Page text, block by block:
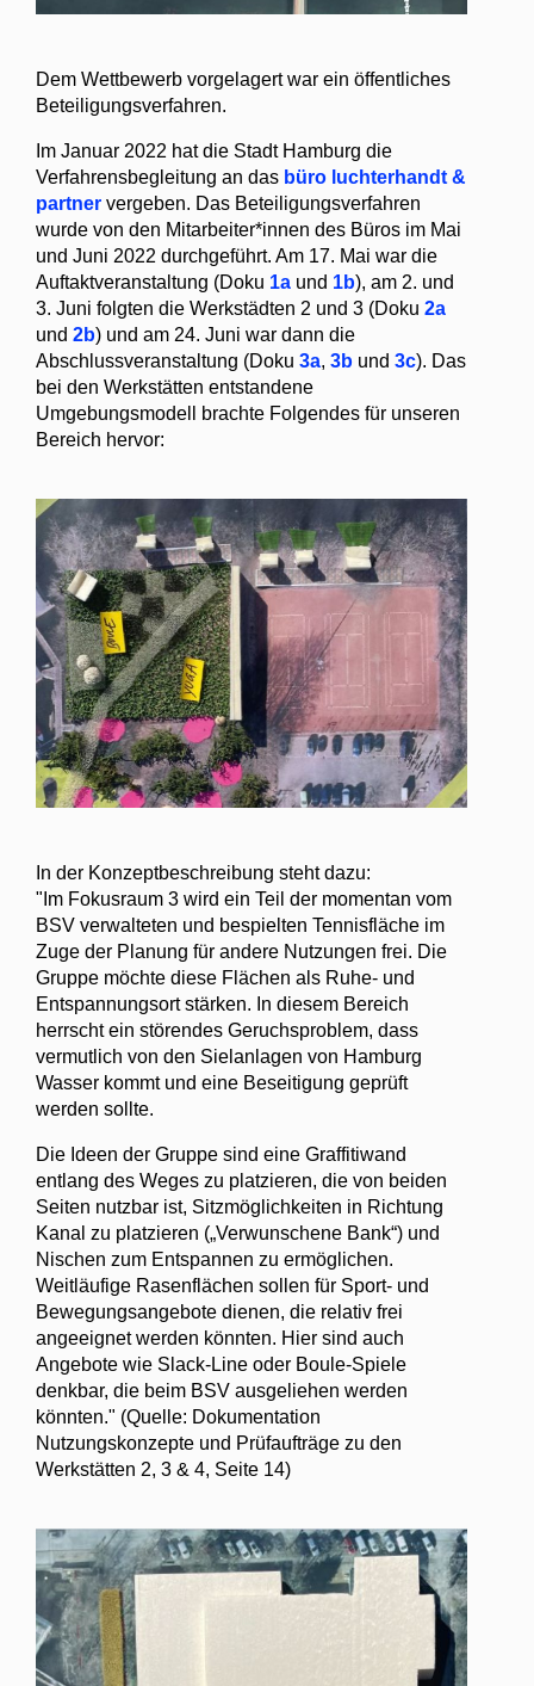
Dem Wettbewerb vorgelagert war ein öffentliches
Beteiligungsverfahren.
Im Januar 2022 hat die Stadt Hamburg die
Verfahrensbegleitung an das büro luchterhandt &
partner vergeben. Das Beteiligungsverfahren
wurde von den Mitarbeiter*innen des Büros im Mai
und Juni 2022 durchgeführt. Am 17. Mai war die
Auftaktveranstaltung (Doku 1a und 1b), am 2. und
3. Juni folgten die Werkstädten 2 und 3 (Doku 2a
und 2b) und am 24. Juni war dann die
Abschlussveranstaltung (Doku 3a, 3b und 3c). Das
bei den Werkstätten entstandene
Umgebungsmodell brachte Folgendes für unseren
Bereich hervor:
In der Konzeptbeschreibung steht dazu:
"Im Fokusraum 3 wird ein Teil der momentan vom
BSV verwalteten und bespielten Tennisfläche im
Zuge der Planung für andere Nutzungen frei. Die
Gruppe möchte diese Flächen als Ruhe- und
Entspannungsort stärken. In diesem Bereich
herrscht ein störendes Geruchsproblem, dass
vermutlich von den Sielanlagen von Hamburg
Wasser kommt und eine Beseitigung geprüft
werden sollte.
Die Ideen der Gruppe sind eine Graffitiwand
entlang des Weges zu platzieren, die von beiden
Seiten nutzbar ist, Sitzmöglichkeiten in Richtung
Kanal zu platzieren („Verwunschene Bank“) und
Nischen zum Entspannen zu ermöglichen.
Weitläufige Rasenflächen sollen für Sport- und
Bewegungsangebote dienen, die relativ frei
angeeignet werden könnten. Hier sind auch
Angebote wie Slack-Line oder Boule-Spiele
denkbar, die beim BSV ausgeliehen werden
könnten." (Quelle: Dokumentation
Nutzungskonzepte und Prüfaufträge zu den
Werkstätten 2, 3 & 4, Seite 14)